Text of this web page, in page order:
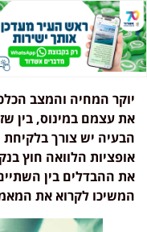
המחיה והמצב
עצמם במינוס, בין שזה
יש צורך בלקיחת
הלוואה חוץ
ההבדלים בין השתיים
לקרוא את המאמר.